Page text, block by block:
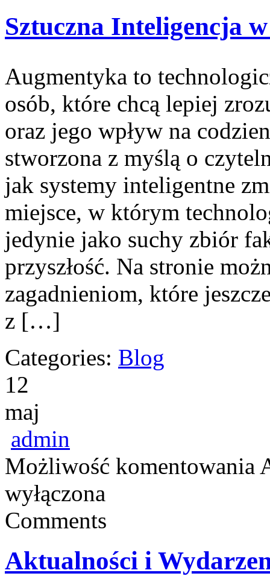
Sztuczna Inteligencja
Augmentyka to
osób, które chcą lepiej
oraz jego wpływ na
stworzona z myślą o
jak systemy inteligentne
miejsce, w którym
jedynie jako suchy zbiór
przyszłość. Na stronie
zagadnieniom, które
z […]
Categories: Blog
12
maj
admin
Możliwość komentowania
wyłączona
Comments
Aktualności i